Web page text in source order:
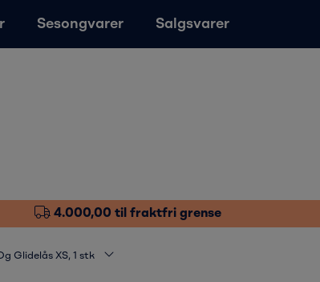
Sesongvarer Salgsvarer
4.000,00 til fraktfri grense
Glidelås XS, 1 stk